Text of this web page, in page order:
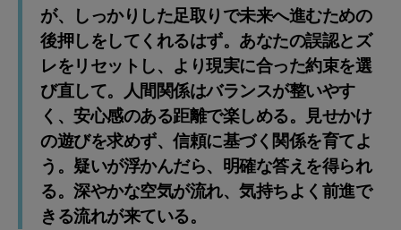
が、しっかりした足取りで未来へ進むための
後押しをしてくれるはず。あなたの誤認とズ
レをリセットし、より現実に合った約束を選
び直して。人間関係はバランスが整いやす
く、安心感のある距離で楽しめる。見せかけ
の遊びを求めず、信頼に基づく関係を育てよ
う。疑いが浮かんだら、明確な答えを得られ
る。深やかな空気が流れ、気持ちよく前進で
きる流れが来ている。